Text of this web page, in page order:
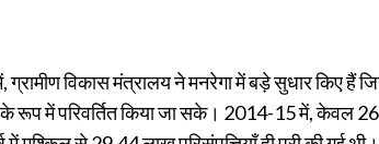
ग्रामीण विकास मंत्रालय ने मनरेगा में बड़े सुधार किए हैं
रूप में परिवर्तित किया जा सके। 2014-15 में, केवल